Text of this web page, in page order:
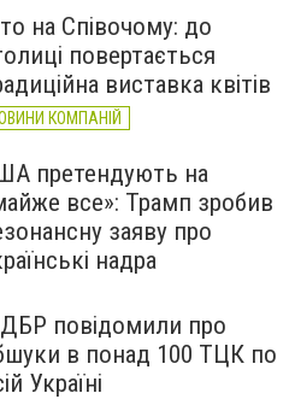
на Співочому: до
повертається
виставка квітів
КОМПАНІЙ
претендують на
все»: Трамп зробив
заяву про
надра
повідомили про
в понад 100 ТЦК по
Україні